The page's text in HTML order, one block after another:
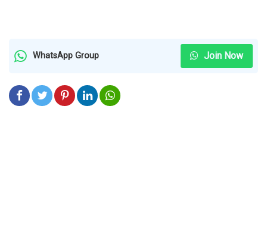
WhatsApp Group Join Now